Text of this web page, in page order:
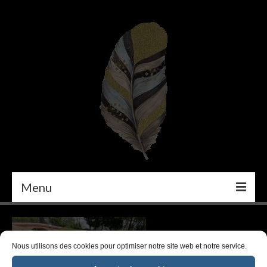
Nous utilisons des cookies pour optimiser notre site web et notre service.
Menu
PEINTURE
DÉCORATION INTÉRIEURE